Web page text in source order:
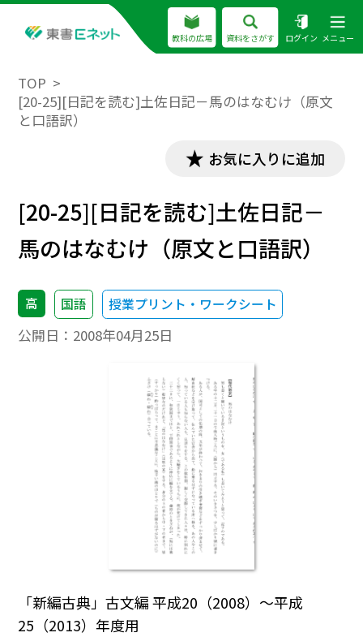
教科の広場 資料をさがす ログイン メニュー
TOP
[20-25][日記を読む]土佐日記－馬のはなむけ（原文
と口語訳）
お気に入りに追加
[20-25][日記を読む]土佐日記－
馬のはなむけ（原文と口語訳）
高 国語 授業プリント・ワークシート
公開日： 2008年04月25日
「新編古典」古文編 平成20（2008）～平成
25（2013）年度用